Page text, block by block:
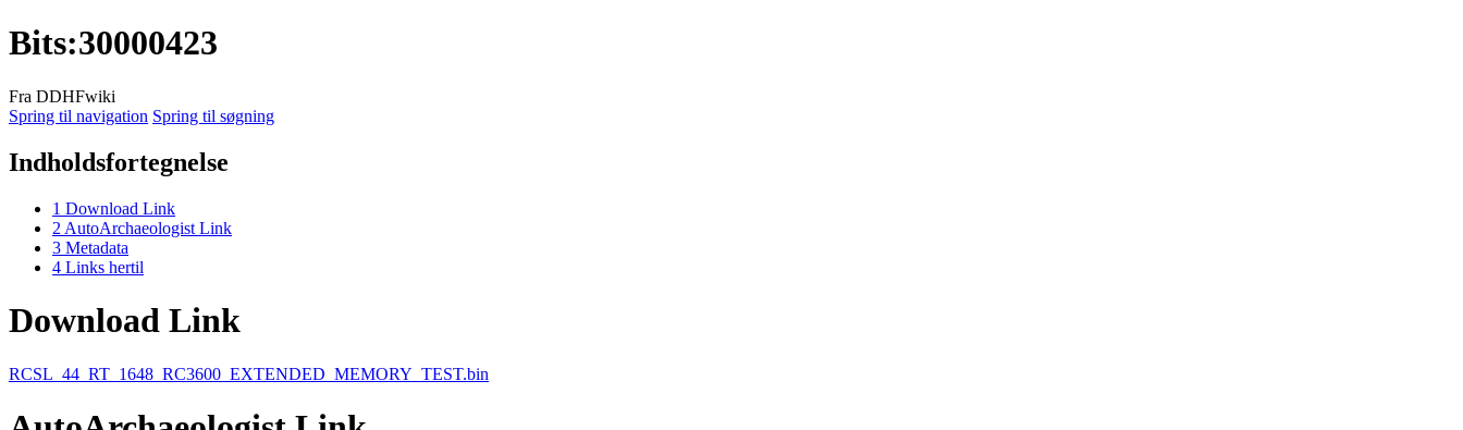
Bits:30000423
Fra DDHFwiki
Spring til navigation Spring til søgning
Indholdsfortegnelse
1 Download Link
2 AutoArchaeologist Link
3 Metadata
4 Links hertil
Download Link
RCSL_44_RT_1648_RC3600_EXTENDED_MEMORY_TEST.bin